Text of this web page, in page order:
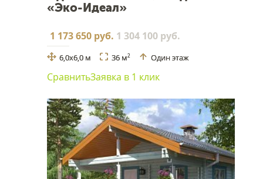
«Эко-Идеал»
1 173 650 руб. 1 304 100 руб.
6,0х6,0 м 36 м2 Один этаж
СравнитьЗаявка в 1 клик